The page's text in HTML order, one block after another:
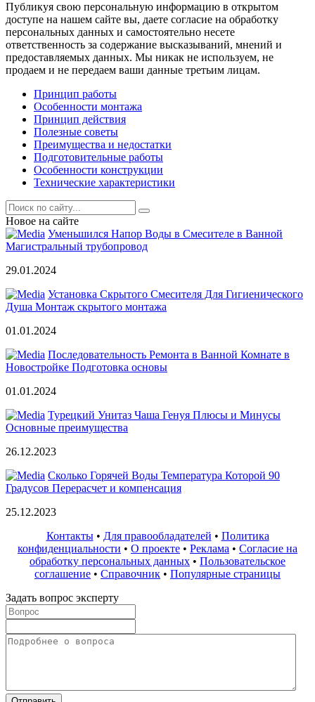
Публикуя свою персональную информацию в открытом
доступе на нашем сайте вы, даете согласие на обработку
персональных данных и самостоятельно несете
ответственность за содержание высказываний, мнений и
предоставляемых данных. Мы никак не используем, не
продаем и не передаем ваши данные третьим лицам.
Принцип работы
Особенности монтажа
Принцип действия
Полезные советы
Преимущества и недостатки
Подготовительные работы
Особенности конструкции
Технические характеристики
Новое на сайте
Уменьшился Напор Воды в Смесителе в Ванной
Магистральный трубопровод
29.01.2024
Установка Скрытого Смесителя Для Гигиенического
Душа Монтаж скрытого монтажа
01.01.2024
Последовательность Ремонта в Ванной Комнате в
Новостройке Подготовка основы
01.01.2024
Турецкий Унитаз Чаша Генуя Плюсы и Минусы
Основные преимущества
26.12.2023
Сколько Горячей Воды Температура Которой 90
Градусов Перерасчет и компенсация
25.12.2023
Контакты• Для правообладателей • Политика
конфиденциальности • О проекте • Реклама • Согласие на
обработку персональных данных • Пользовательское
соглашение • Справочник • Популярные страницы
Задать вопрос эксперту